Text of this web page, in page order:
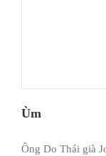
Ùm
Ông Do Thái già